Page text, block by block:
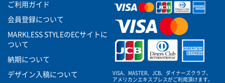
ご利用ガイド
会員登録について
MARKLESS STYLEのECサイトに
ついて
納期について
デザイン入稿について
VISA、MASTER、JCB、ダイナーズクラブ、
アメリカンエキスプレスがご利用頂けます。